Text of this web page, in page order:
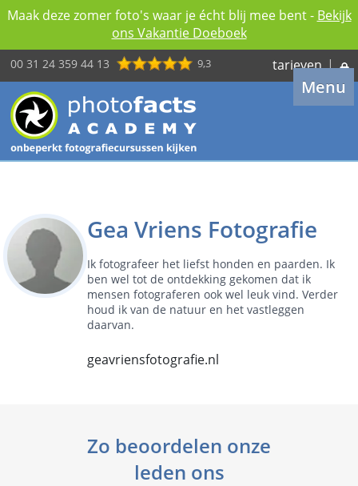
Maak deze zomer foto's waar je écht blij mee bent - Bekijk
ons Vakantie Doeboek
00 31 24 359 44 13 9,3 tarieven |
Menu
Gea Vriens Fotografie
Ik fotografeer het liefst honden en paarden. Ik
ben wel tot de ontdekking gekomen dat ik
mensen fotograferen ook wel leuk vind. Verder
houd ik van de natuur en het vastleggen
daarvan.
geavriensfotografie.nl
Zo beoordelen onze
leden ons